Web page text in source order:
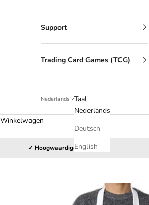
Support
Trading Card Games (TCG)
Nederlands
Taal
Nederlands
Deutsch
English
Winkelwagen
✓ Hoogwaardige kwaliteit